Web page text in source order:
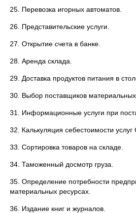
25. Перевозка игорных автоматов.
26. Представительские услуги.
27. Открытие счета в банке.
28. Аренда склада.
29. Доставка продуктов питания в
30. Выбор поставщиков материальных
31. Информационные услуги при
32. Калькуляция себестоимости услуг
33. Сортировка товаров на складе.
34. Таможенный досмотр груза.
35. Определение потребности
материальных ресурсах.
36. Издание книг и журналов.